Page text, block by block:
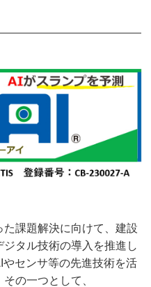
課題解決に向けて、建設
タル技術の導入を推進し
センサ等の先進技術を活
の一つとして、